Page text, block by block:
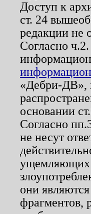
Доступ к
ст. 24
редакции не
Согласно
«Дебри-ДВ»,
основании
Согласно
не несут
ущемляющих
они
фрагментов,